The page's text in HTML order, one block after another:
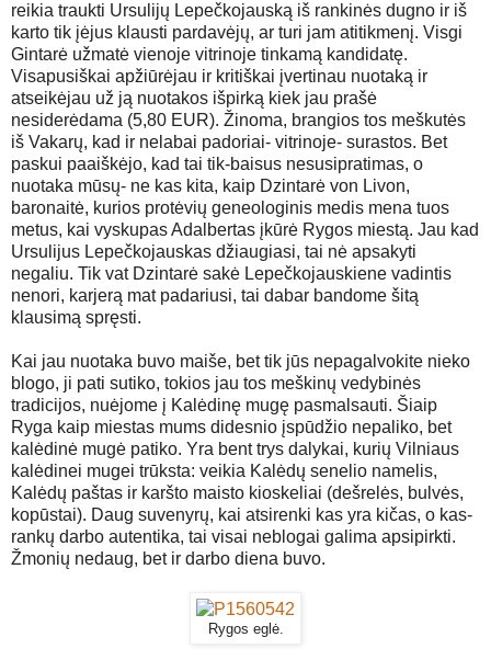
reikia traukti Ursulijų Lepečkojauską iš rankinės dugno ir iš
karto tik įėjus klausti pardavėjų, ar turi jam atitikmenį. Visgi
Gintarė užmatė vienoje vitrinoje tinkamą kandidatę.
Visapusiškai apžiūrėjau ir kritiškai įvertinau nuotaką ir
atseikėjau už ją nuotakos išpirką kiek jau prašė
nesiderėdama (5,80 EUR). Žinoma, brangios tos meškutės
iš Vakarų, kad ir nelabai padoriai- vitrinoje- surastos. Bet
paskui paaiškėjo, kad tai tik-baisus nesusipratimas, o
nuotaka mūsų- ne kas kita, kaip Dzintarė von Livon,
baronaitė, kurios protėvių geneologinis medis mena tuos
metus, kai vyskupas Adalbertas įkūrė Rygos miestą. Jau kad
Ursulijus Lepečkojauskas džiaugiasi, tai nė apsakyti
negaliu. Tik vat Dzintarė sakė Lepečkojauskiene vadintis
nenori, karjerą mat padariusi, tai dabar bandome šitą
klausimą spręsti.
Kai jau nuotaka buvo maiše, bet tik jūs nepagalvokite nieko
blogo, ji pati sutiko, tokios jau tos meškinų vedybinės
tradicijos, nuėjome į Kalėdinę mugę pasmalsauti. Šiaip
Ryga kaip miestas mums didesnio įspūdžio nepaliko, bet
kalėdinė mugė patiko. Yra bent trys dalykai, kurių Vilniaus
kalėdinei mugei trūksta: veikia Kalėdų senelio namelis,
Kalėdų paštas ir karšto maisto kioskeliai (dešrelės, bulvės,
kopūstai). Daug suvenyrų, kai atsirenki kas yra kičas, o kas-
rankų darbo autentika, tai visai neblogai galima apsipirkti.
Žmonių nedaug, bet ir darbo diena buvo.
Rygos eglė.